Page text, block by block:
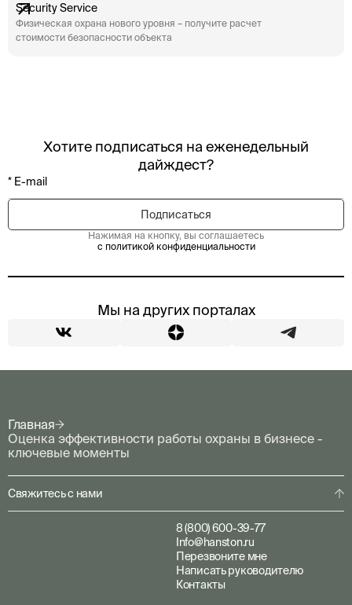
Security Service
Физическая охрана нового уровня – получите расчет
стоимости безопасности объекта
Хотите подписаться на еженедельный
дайждест?
Нажимая на кнопку, вы соглашаетесь
с политикой конфиденциальности
Мы на других порталах
Главная
Оценка эффективности работы охраны в бизнесе -
ключевые моменты
Свяжитесь с нами
8 (800) 600-39-77
Info@hanston.ru
Перезвоните мне
Написать руководителю
Контакты